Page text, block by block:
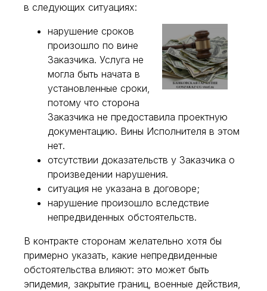
в следующих ситуациях:
нарушение сроков
произошло по вине
Заказчика. Услуга не
могла быть начата в
установленные сроки,
потому что сторона
Заказчика не предоставила проектную
документацию. Вины Исполнителя в этом
нет.
отсутствии доказательств у Заказчика о
произведении нарушения.
ситуация не указана в договоре;
нарушение произошло вследствие
непредвиденных обстоятельств.
В контракте сторонам желательно хотя бы
примерно указать, какие непредвиденные
обстоятельства влияют: это может быть
эпидемия, закрытие границ, военные действия,